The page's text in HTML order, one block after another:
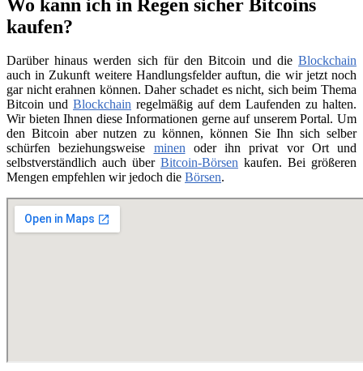
Wo kann ich in Regen sicher Bitcoins
kaufen?
Darüber hinaus werden sich für den Bitcoin und die Blockchain
auch in Zukunft weitere Handlungsfelder auftun, die wir jetzt noch
gar nicht erahnen können. Daher schadet es nicht, sich beim Thema
Bitcoin und Blockchain regelmäßig auf dem Laufenden zu halten.
Wir bieten Ihnen diese Informationen gerne auf unserem Portal. Um
den Bitcoin aber nutzen zu können, können Sie Ihn sich selber
schürfen beziehungsweise minenoder ihn privat vor Ort und
selbstverständlich auch über Bitcoin-Börsen kaufen. Bei größeren
Mengen empfehlen wir jedoch die Börsen.